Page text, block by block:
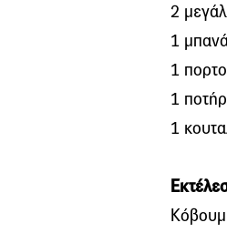
2
1
1
1
1